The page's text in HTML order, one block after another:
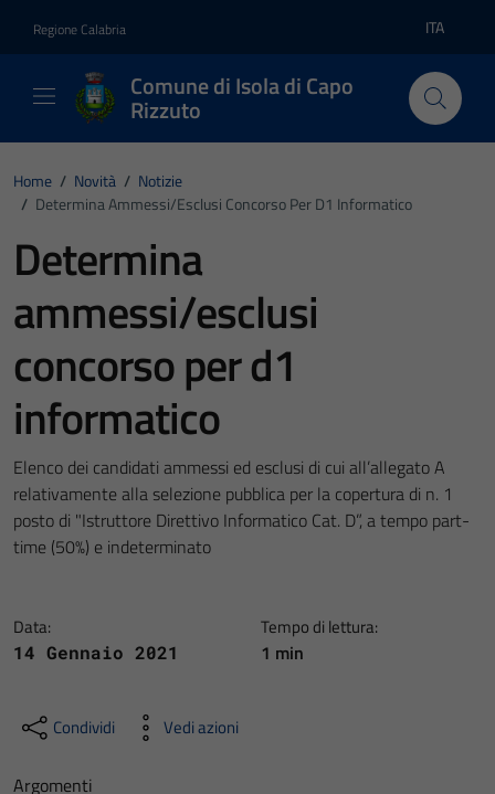
Regione Calabria Lingua
ITA
Comune di Isola di Capo
Rizzuto
Home / Novità / Notizie
/ Determina Ammessi/esclusi Concorso Per D1 Informatico
Determina
ammessi/esclusi
concorso per d1
informatico
Elenco dei candidati ammessi ed esclusi di cui all’allegato A
relativamente alla selezione pubblica per la copertura di n. 1
posto di "Istruttore Direttivo Informatico Cat. D”, a tempo part-
time (50%) e indeterminato
Data:
14 Gennaio 2021
Tempo di lettura:
1 min
Condividi Vedi azioni
Argomenti